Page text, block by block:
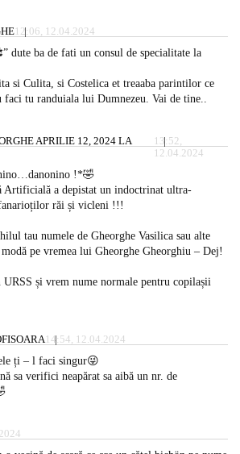
12:06, 12.04.2024
dute ba de fati un consul de specialitate la
si Culita, si Costelica et treaaba parintilor ce
tu randuiala lui Dumnezeu. Vai de tine..
APRILIE 12, 2024 LA
13:52,
12.04.2024
!*🤣
Artificială a depistat un indoctrinat ultra-
răi și vicleni !!!
tau numele de Gheorghe Vasilica sau alte
pe vremea lui Gheorghe Gheorghiu – Dej!
și vrem nume normale pentru copilașii
14:54, 12.04.2024
ți – l faci singur😜
sa verifici neapărat sa aibă un nr. de